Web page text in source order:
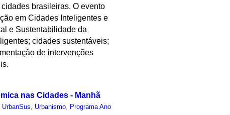
brasileiras. O evento
em Cidades Inteligentes e
e Sustentabilidade da
cidades sustentáveis;
de intervenções
nas Cidades - Manhã
UrbanSus Urbanismo
Programa Ano